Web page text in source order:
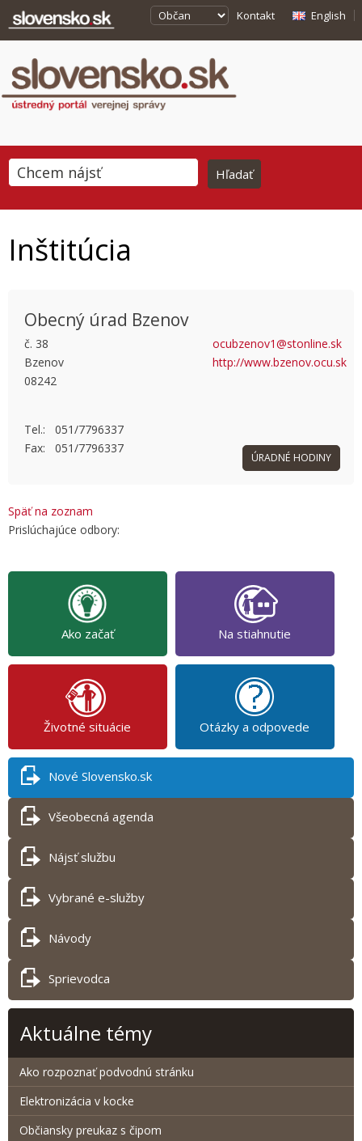
Kontakt English
Inštitúcia
This page can't load Google Maps correctly.
Obecný úrad Bzenov
č. 38
Bzenov
08242
ocubzenov1@stonline.sk
http://www.bzenov.ocu.sk
Tel.: 051/7796337
Fax: 051/7796337
ÚRADNÉ HODINY
Späť na zoznam
Prislúchajúce odbory:
Ako začať Na stiahnutie
Životné situácie Otázky a odpovede
Nové Slovensko.sk
Všeobecná agenda
Nájsť službu
Vybrané e-služby
Návody
Sprievodca
Aktuálne témy
Ako rozpoznať podvodnú stránku
Elektronizácia v kocke
Občiansky preukaz s čipom